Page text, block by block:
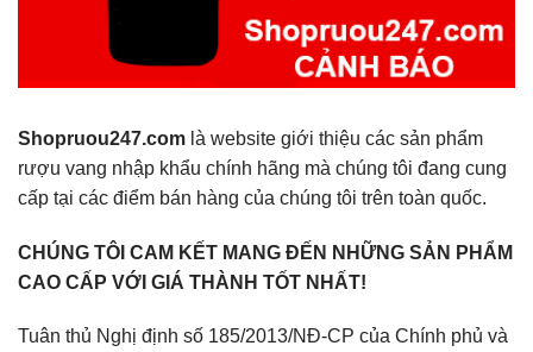
Shopruou247.com là website giới thiệu các sản phẩm
rượu vang nhập khẩu chính hãng mà chúng tôi đang cung
cấp tại các điểm bán hàng của chúng tôi trên toàn quốc.
CHÚNG TÔI CAM KẾT MANG ĐẾN NHỮNG SẢN PHẨM
CAO CẤP VỚI GIÁ THÀNH TỐT NHẤT!
Tuân thủ Nghị định số 185/2013/NĐ-CP của Chính phủ và